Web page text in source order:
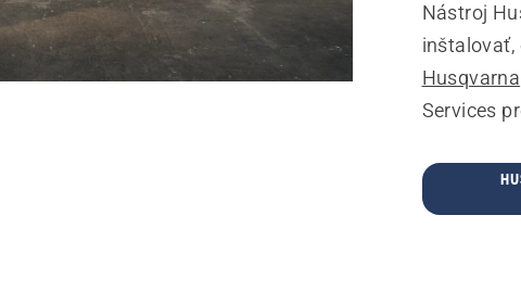
Nástroj
Husqvarna
Services